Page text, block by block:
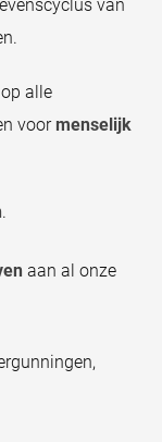
van
alle
voor menselijk
.
aan al onze